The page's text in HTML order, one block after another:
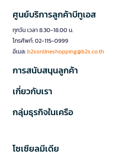
ศูนย์บริการลูกค้าบีทูเอส
ทุกวัน เวลา 8.30-18.00 น.
โทรศัพท์: 02-115-0999
อีเมล:b2sonlineshopping@b2s.co.th
การสนับสนุนลูกค้า
เกี่ยวกับเรา
กลุ่มธุรกิจในเครือ
โซเซียลมีเดีย​